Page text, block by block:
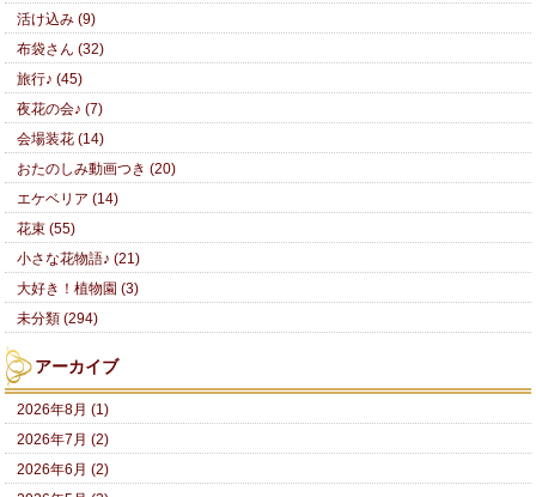
活け込み (9)
布袋さん (32)
旅行♪ (45)
夜花の会♪ (7)
会場装花 (14)
おたのしみ動画つき (20)
エケベリア (14)
花束 (55)
小さな花物語♪ (21)
大好き！植物園 (3)
未分類 (294)
アーカイブ
2026年8月 (1)
2026年7月 (2)
2026年6月 (2)